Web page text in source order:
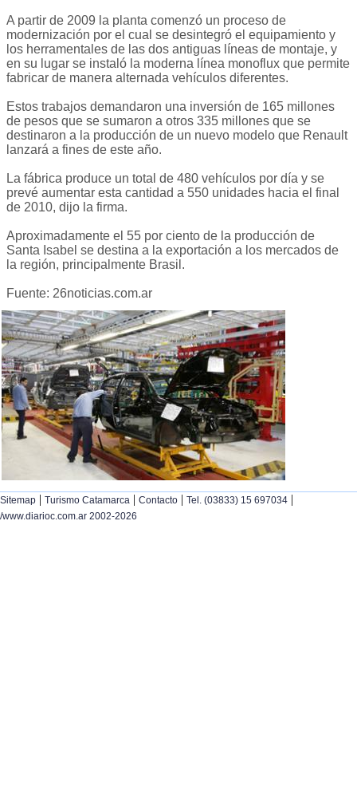
A partir de 2009 la planta comenzó un proceso de
modernización por el cual se desintegró el equipamiento y
los herramentales de las dos antiguas líneas de montaje, y
en su lugar se instaló la moderna línea monoflux que permite
fabricar de manera alternada vehículos diferentes.
Estos trabajos demandaron una inversión de 165 millones
de pesos que se sumaron a otros 335 millones que se
destinaron a la producción de un nuevo modelo que Renault
lanzará a fines de este año.
La fábrica produce un total de 480 vehículos por día y se
prevé aumentar esta cantidad a 550 unidades hacia el final
de 2010, dijo la firma.
Aproximadamente el 55 por ciento de la producción de
Santa Isabel se destina a la exportación a los mercados de
la región, principalmente Brasil.
Fuente: 26noticias.com.ar
Sitemap | Turismo Catamarca | Contacto | Tel. (03833) 15 697034 |
/www.diarioc.com.ar 2002-2026